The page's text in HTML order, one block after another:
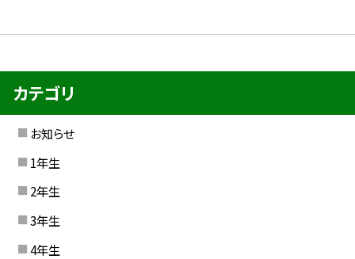
カテゴリ
お知らせ
1年生
2年生
3年生
4年生